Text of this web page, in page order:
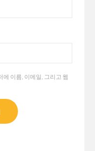
에 이름, 이메일, 그리고 웹